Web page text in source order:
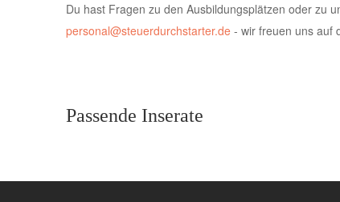
Du hast Fragen zu den Ausbildungsplätzen oder zu
personal@steuerdurchstarter.de - wir freuen uns auf
Passende Inserate